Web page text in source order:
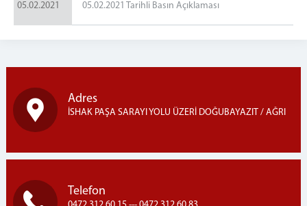
05.02.2021 05.02.2021 Tarihli Basın Açıklaması
Adres
İSHAK PAŞA SARAYI YOLU ÜZERİ DOĞUBAYAZIT / AĞRI
Telefon